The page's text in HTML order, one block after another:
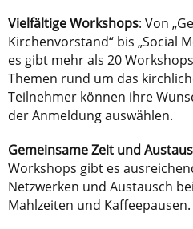
Vielfältige Workshops: Von
Kirchenvorstand“ bis „Social
es gibt mehr als 20
Themen rund um das
Teilnehmer können ihre
der Anmeldung auswählen.
Gemeinsame Zeit und
Workshops gibt es
Netzwerken und Austausch
Mahlzeiten und Kaffeepausen.